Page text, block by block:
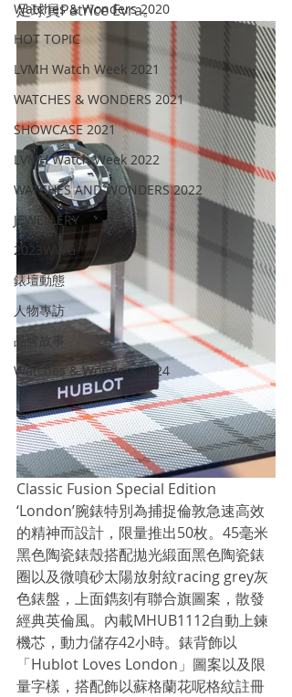
Watches & Wonders 2020
HOT TOPIC
LVMH Watch Week 2021
WATCHES & WONDERS 2021
SHOWCASE 2021
LVMH Watch Week 2022
WATCHES AND WONDERS 2022
JEWELLERY
2023WWG
錶壇動態
人物專訪
品牌故事
Watches & Wonders 2024
足球員Patrice Evra。
Classic Fusion Special Edition
‘London’腕錶特別為捕捉倫敦急速高效
的精神而設計，限量推出50枚。45毫米
黑色陶瓷錶殼搭配拋光緞面黑色陶瓷錶
圈以及微噴砂太陽放射紋racing grey灰
色錶盤，上面鐫刻有聯合旗圖案，散發
經典英倫風。內載MHUB1112自動上鍊
機芯，動力儲存42小時。錶背飾以
「Hublot Loves London」圖案以及限
量字樣，搭配飾以蘇格蘭花呢格紋註冊